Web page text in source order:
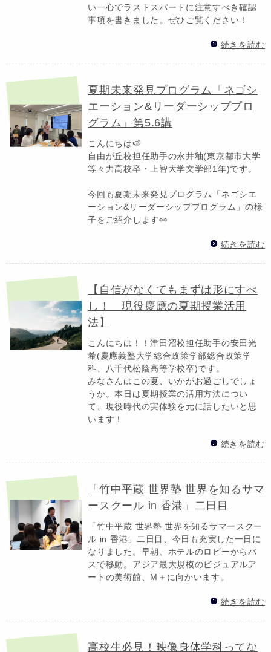
い一心でラストスパートに注意すべき確認
事項を書きました。ぜひご覧ください！
続きを読む
夏期未来発見プログラム「ネゴシ
エーション&リーダーシッププロ
グラム」第5.6講
こんにちは🍉
自由が丘校担任助手の永井釉(東京都市大学
等々力高校卒・上智大学文学部1年)です。
今回も夏期未来発見プログラム「ネゴシエ
ーション&リーダーシッププログラム」の様
子をご紹介します👀
続きを読む
【自信がなくてもまずは形にすべ
し！ 現役慶應の夏期授業活用
法】
こんにちは！！津田沼校担任助手の安田光
希(慶應義塾大学総合政策学部総合政策学
科、八千代松陰高等学校卒)です。
みなさんはこの夏、いかがお過ごしでしょ
うか。本日は夏期授業の活用方法につい
て、現役時代の実体験を元に話したいと思
います！
続きを読む
「竹中平蔵 世界塾 世界を知るサマ
ースクール in 香港」二日目
「竹中平蔵 世界塾 世界を知るサマースクー
ル in 香港」二日目、今日も充実した一日に
なりました。早朝、ホテルのロビーからバ
スで移動。アジア最大規模のビジュアルア
ートの美術館、M＋に向かいます。
続きを読む
高校生必見！映像身体学科ってな